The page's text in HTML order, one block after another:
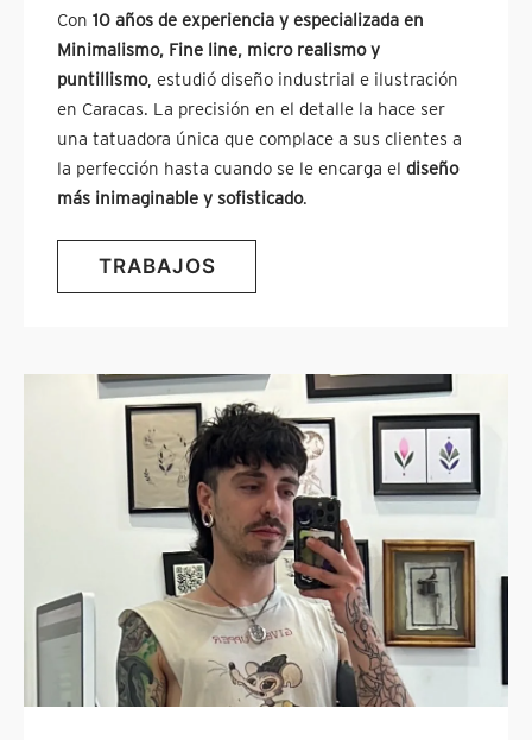
Con 10 años de experiencia y especializada en
Minimalismo, Fine line, micro realismo y
puntillismo, estudió diseño industrial e ilustración
en Caracas. La precisión en el detalle la hace ser
una tatuadora única que complace a sus clientes a
la perfección hasta cuando se le encarga el diseño
más inimaginable y sofisticado.
TRABAJOS